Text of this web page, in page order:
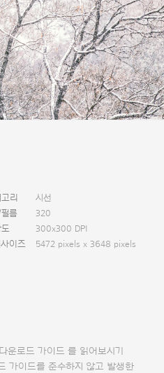
리
시선
름
320
300x300 DPI
이즈 5472 pixels x 3648 pixels
다운로드 가이드 를 읽어보시기
가이드를 준수하지 않고 발생한